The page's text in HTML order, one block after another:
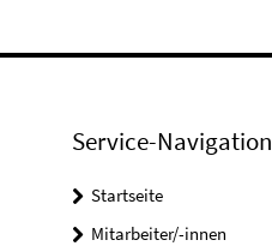
Service-Navigation
Startseite
Mitarbeiter/-innen